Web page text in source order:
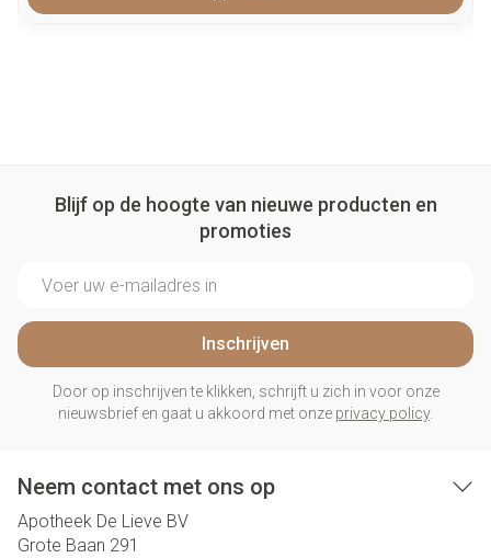
Blijf op de hoogte van nieuwe producten en
promoties
Inschrijven
Door op inschrijven te klikken, schrijft u zich in voor onze
nieuwsbrief en gaat u akkoord met onze privacy policy.
Neem contact met ons op
Apotheek De Lieve BV
Grote Baan 291